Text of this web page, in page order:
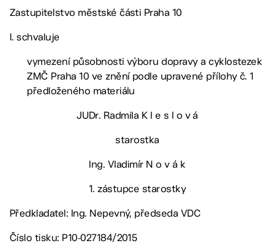
Zastupitelstvo městské části Praha 10
I. schvaluje
vymezení působnosti výboru dopravy a cyklostezek
ZMČ Praha 10 ve znění podle upravené přílohy č. 1
předloženého materiálu
JUDr. Radmila K l e s l o v á
starostka
Ing. Vladimír N o v á k
1. zástupce starostky
Předkladatel: Ing. Nepevný, předseda VDC
Číslo tisku: P10-027184/2015